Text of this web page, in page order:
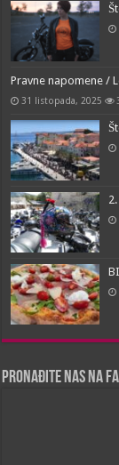
Pravne napomene /
31 listopada, 2025
Pronađite nas na